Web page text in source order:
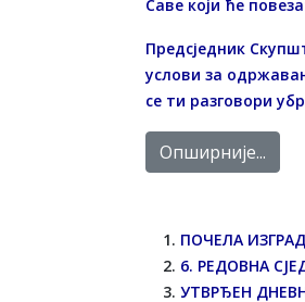
Саве који ће
Предсједник
услови за
се ти разговори
Опширније...
ПОЧЕЛА
6. РЕДОВНА
УТВРЂЕН